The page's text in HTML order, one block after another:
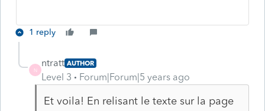
1 reply
N
ntratt AUTHOR
Level 3 Forum|Forum|5 years ago
Et voila! En relisant le texte sur la page